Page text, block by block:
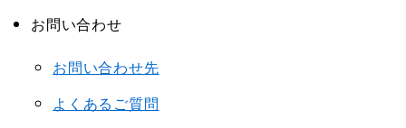
お問い合わせ
お問い合わせ先
よくあるご質問